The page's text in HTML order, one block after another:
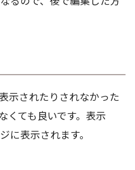
示されたりされなかった
くても良いです。表示
に表示されます。